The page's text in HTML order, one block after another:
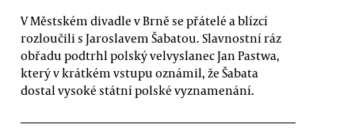
V Městském divadle v Brně se přátelé a blízcí
rozloučili s Jaroslavem Šabatou. Slavnostní ráz
obřadu podtrhl polský velvyslanec Jan Pastwa,
který v krátkém vstupu oznámil, že Šabata
dostal vysoké státní polské vyznamenání.